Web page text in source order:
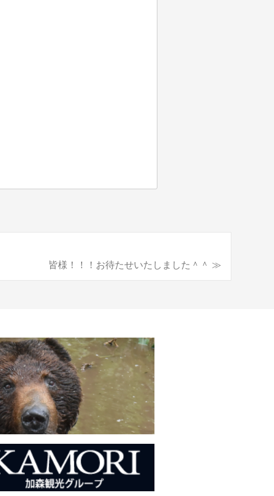
皆様！！！お待たせいたしました＾＾ ≫